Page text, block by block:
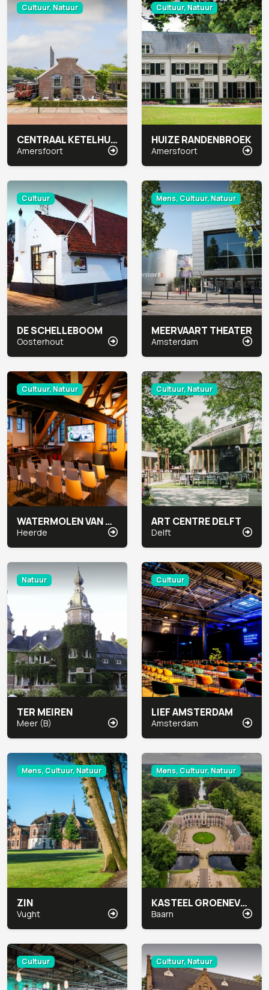
Cultuur, Natuur
CENTRAAL KETELHUIS
Amersfoort
Cultuur, Natuur
HUIZE RANDENBROEK
Amersfoort
Cultuur
DE SCHELLEBOOM
Oosterhout
Mens, Cultuur, Natuur
MEERVAART THEATER
Amsterdam
Cultuur, Natuur
WATERMOLEN VAN RAKHORST
Heerde
Cultuur, Natuur
ART CENTRE DELFT
Delft
Natuur
TER MEIREN
Meer (B)
Cultuur
LIEF AMSTERDAM
Amsterdam
Mens, Cultuur, Natuur
ZIN
Vught
Mens, Cultuur, Natuur
KASTEEL GROENEVELD
Baarn
Cultuur Cultuur, Natuur